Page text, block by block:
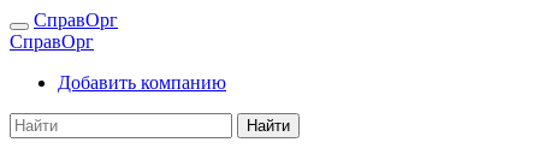
СправОрг
СправОрг
Добавить компанию
Найти